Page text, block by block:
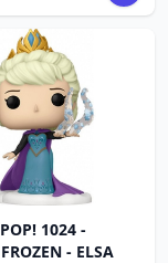
1024 -
- ELSA